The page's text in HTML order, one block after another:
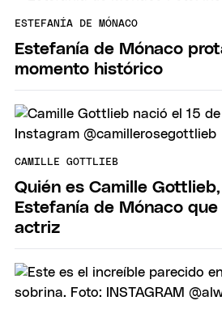
ESTEFANÍA DE MÓNACO
Estefanía de Mónaco
momento histórico
CAMILLE GOTTLIEB
Quién es Camille
Estefanía de Mónaco
actriz